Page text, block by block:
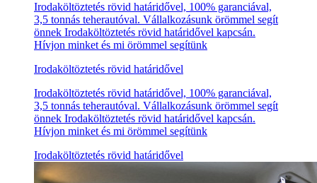
Irodaköltöztetés rövid határidővel, 100% garanciával,
3,5 tonnás teherautóval. Vállalkozásunk örömmel segít
önnek Irodaköltöztetés rövid határidővel kapcsán.
Hívjon minket és mi örömmel segítünk
Irodaköltöztetés rövid határidővel
Irodaköltöztetés rövid határidővel, 100% garanciával,
3,5 tonnás teherautóval. Vállalkozásunk örömmel segít
önnek Irodaköltöztetés rövid határidővel kapcsán.
Hívjon minket és mi örömmel segítünk
Irodaköltöztetés rövid határidővel